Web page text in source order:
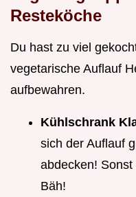
Resteköche
Du hast zu viel
vegetarische Auflauf
aufbewahren.
Kühlschrank
sich der Auflauf
abdecken!
Bäh!